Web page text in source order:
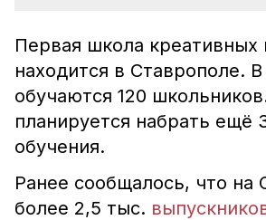
Первая школа креативных
находится в Ставрополе.
обучаются 120
планируется набрать ещё
обучения.
Ранее сообщалось, что на
более 2,5 тыс.